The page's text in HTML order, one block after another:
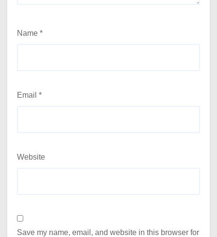
Name *
Email *
Website
Save my name, email, and website in this browser for